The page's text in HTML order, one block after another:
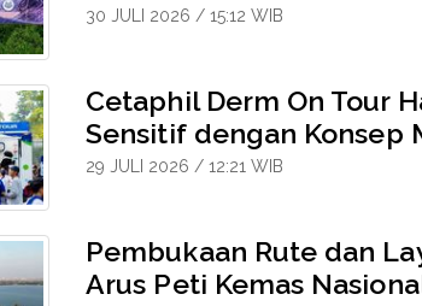
30 JULI 2026 / 15:12 WIB
Cetaphil Derm On Tour
Sensitif dengan Konsep
29 JULI 2026 / 12:21 WIB
Pembukaan Rute dan
Arus Peti Kemas